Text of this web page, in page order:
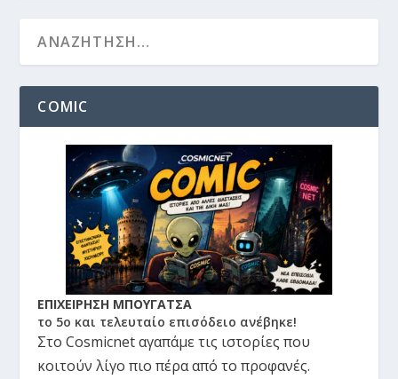
COMIC
ΕΠΙΧΕΙΡΗΣΗ ΜΠΟΥΓΑΤΣΑ
το 5ο και τελευταίο επισόδειο ανέβηκε!
Στο Cosmicnet αγαπάμε τις ιστορίες που
κοιτούν λίγο πιο πέρα από το προφανές.